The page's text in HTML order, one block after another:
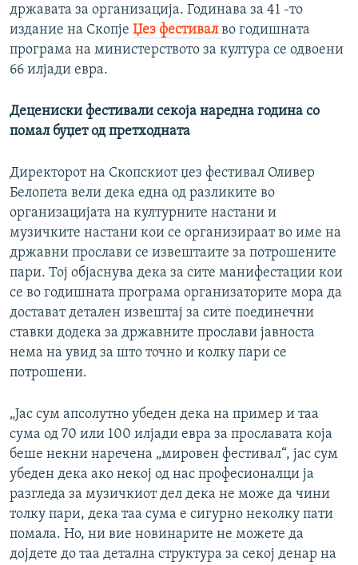
државата за организација. Годинава за 41 -то
издание на Скопје Џез фестивалво годишната
програма на министерството за култура се одвоени
66 илјади евра.
Децениски фестивали секоја наредна година со
помал буџет од претходната
Директорот на Скопскиот џез фестивал Оливер
Белопета вели дека една од разликите во
организацијата на културните настани и
музичките настани кои се организираат во име на
државни прослави се извештаите за потрошените
пари. Тој објаснува дека за сите манифестации кои
се во годишната програма организаторите мора да
достават детален извештај за сите поединечни
ставки додека за државните прослави јавноста
нема на увид за што точно и колку пари се
потрошени.
„Јас сум апсолутно убеден дека на пример и таа
сума од 70 или 100 илјади евра за прославата која
беше некни наречена „мировен фестивал“, јас сум
убеден дека ако некој од нас професионалци ја
разгледа за музичкиот дел дека не може да чини
толку пари, дека таа сума е сигурно неколку пати
помала. Но, ни вие новинарите не можете да
дојдете до таа детална структура за секој денар на